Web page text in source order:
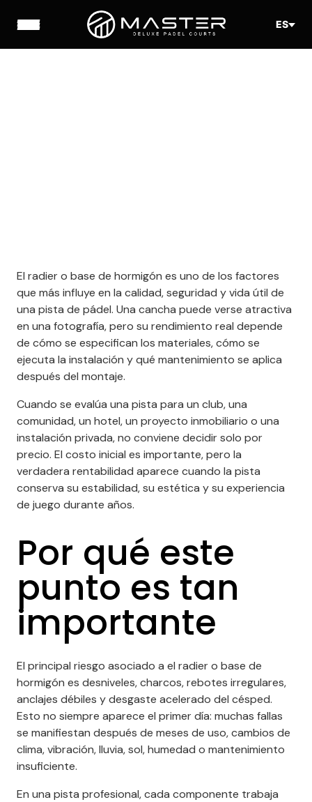
El radier o base de hormigón es uno de los factores
que más influye en la calidad, seguridad y vida útil de
una pista de pádel. Una cancha puede verse atractiva
en una fotografía, pero su rendimiento real depende
de cómo se especifican los materiales, cómo se
ejecuta la instalación y qué mantenimiento se aplica
después del montaje.
Cuando se evalúa una pista para un club, una
comunidad, un hotel, un proyecto inmobiliario o una
instalación privada, no conviene decidir solo por
precio. El costo inicial es importante, pero la
verdadera rentabilidad aparece cuando la pista
conserva su estabilidad, su estética y su experiencia
de juego durante años.
Por qué este
punto es tan
importante
El principal riesgo asociado a el radier o base de
hormigón es desniveles, charcos, rebotes irregulares,
anclajes débiles y desgaste acelerado del césped.
Esto no siempre aparece el primer día: muchas fallas
se manifiestan después de meses de uso, cambios de
clima, vibración, lluvia, sol, humedad o mantenimiento
insuficiente.
En una pista profesional, cada componente trabaja
ES